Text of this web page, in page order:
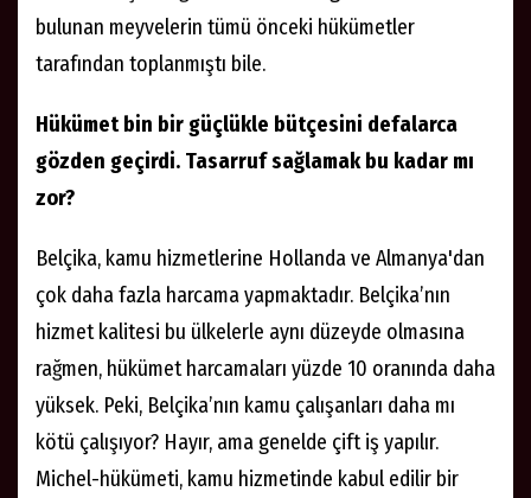
bulunan meyvelerin tümü önceki hükümetler
tarafından toplanmıştı bile.
Hükümet bin bir güçlükle bütçesini defalarca
gözden geçirdi. Tasarruf sağlamak bu kadar mı
zor?
Belçika, kamu hizmetlerine Hollanda ve Almanya'dan
çok daha fazla harcama yapmaktadır. Belçika’nın
hizmet kalitesi bu ülkelerle aynı düzeyde olmasına
rağmen, hükümet harcamaları yüzde 10 oranında daha
yüksek. Peki, Belçika’nın kamu çalışanları daha mı
kötü çalışıyor? Hayır, ama genelde çift iş yapılır.
Michel-hükümeti, kamu hizmetinde kabul edilir bir